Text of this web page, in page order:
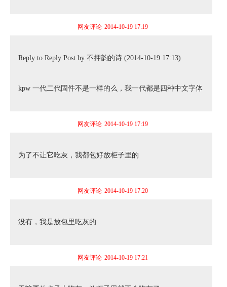
网友评论 2014-10-19 17:19
Reply to Reply Post by 不押韵的诗 (2014-10-19 17:13)
kpw 一代二代固件不是一样的么，我一代都是四种中文字体
网友评论 2014-10-19 17:19
为了不让它吃灰，我都包好放柜子里的
网友评论 2014-10-19 17:20
没有，我是放包里吃灰的
网友评论 2014-10-19 17:21